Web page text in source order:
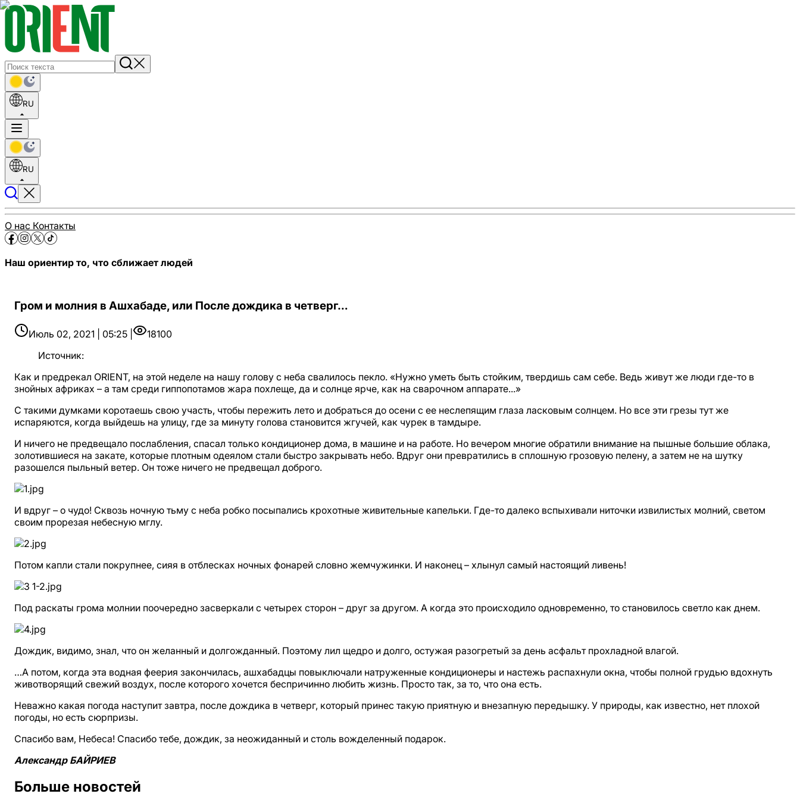
RU
RU
О нас Контакты
Наш ориентир то, что сближает людей
Гром и молния в Ашхабаде, или После дождика в четверг…
Июль 02, 2021 | 05:25 |
18100
Источник:
Как и предрекал ORIENT, на этой неделе на нашу голову с неба свалилось пекло. «Нужно уметь быть стойким, твердишь сам себе. Ведь живут же люди где-то в
знойных африках – а там среди гиппопотамов жара похлеще, да и солнце ярче, как на сварочном аппарате...»
С такими думками коротаешь свою участь, чтобы пережить лето и добраться до осени с ее неслепящим глаза ласковым солнцем. Но все эти грезы тут же
испаряются, когда выйдешь на улицу, где за минуту голова становится жгучей, как чурек в тамдыре.
И ничего не предвещало послабления, спасал только кондиционер дома, в машине и на работе. Но вечером многие обратили внимание на пышные большие облака,
золотившиеся на закате, которые плотным одеялом стали быстро закрывать небо. Вдруг они превратились в сплошную грозовую пелену, а затем не на шутку
разошелся пыльный ветер. Он тоже ничего не предвещал доброго.
И вдруг – о чудо! Сквозь ночную тьму с неба робко посыпались крохотные живительные капельки. Где-то далеко вспыхивали ниточки извилистых молний, светом
своим прорезая небесную мглу.
Потом капли стали покрупнее, сияя в отблесках ночных фонарей словно жемчужинки. И наконец – хлынул самый настоящий ливень!
Под раскаты грома молнии поочередно засверкали с четырех сторон – друг за другом. А когда это происходило одновременно, то становилось светло как днем.
Дождик, видимо, знал, что он желанный и долгожданный. Поэтому лил щедро и долго, остужая разогретый за день асфальт прохладной влагой.
…А потом, когда эта водная феерия закончилась, ашхабадцы повыключали натруженные кондиционеры и настежь распахнули окна, чтобы полной грудью вдохнуть
животворящий свежий воздух, после которого хочется беспричинно любить жизнь. Просто так, за то, что она есть.
Неважно какая погода наступит завтра, после дождика в четверг, который принес такую приятную и внезапную передышку. У природы, как известно, нет плохой
погоды, но есть сюрпризы.
Спасибо вам, Небеса! Спасибо тебе, дождик, за неожиданный и столь вожделенный подарок.
Александр БАЙРИЕВ
Больше новостей